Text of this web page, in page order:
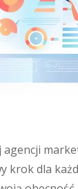
krok dla